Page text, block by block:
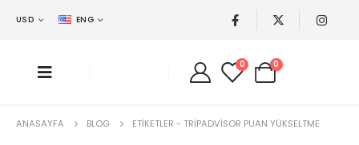
USD ENG
0 0
ANASAYFA BLOG ETIKETLER - TRIPADVISOR PUAN YÜKSELTME